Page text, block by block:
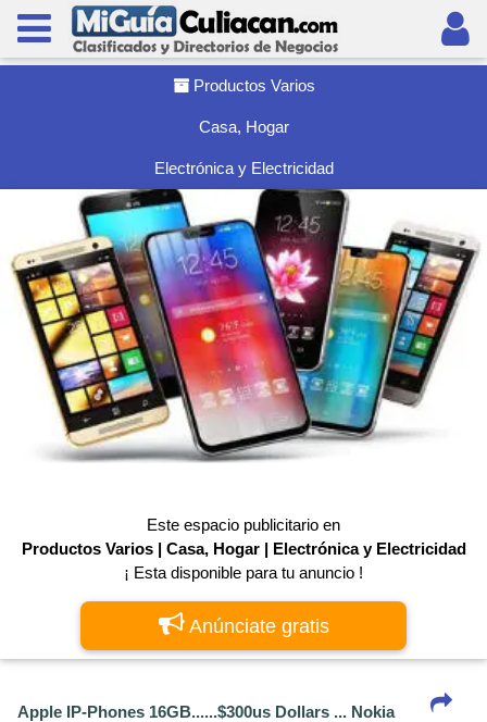
Productos Varios
Casa, Hogar
Electrónica y Electricidad
Este espacio publicitario en
Productos Varios | Casa, Hogar | Electrónica y Electricidad
¡ Esta disponible para tu anuncio !
Anúnciate gratis
Apple IP-Phones 16GB......$300us Dollars ... Nokia